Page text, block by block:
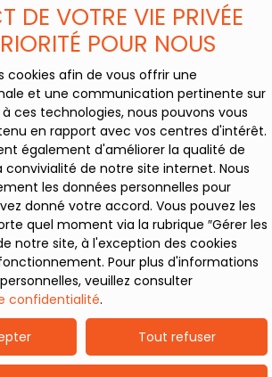
DE VOTRE VIE PRIVÉE
POUR NOUS
cookies afin de vous offrir une
et une communication pertinente sur
ces technologies, nous pouvons vous
en rapport avec vos centres d'intérêt.
également d'améliorer la qualité de
convivialité de notre site internet. Nous
les données personnelles pour
donné votre accord. Vous pouvez les
quel moment via la rubrique ″Gérer les
notre site, à l'exception des cookies
Pour plus d'informations
veuillez consulter
confidentialité.
Tout refuser